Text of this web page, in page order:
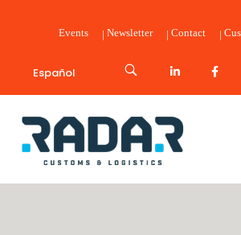
Events Newsletter Contact
Español
Radar Customs & Logistics